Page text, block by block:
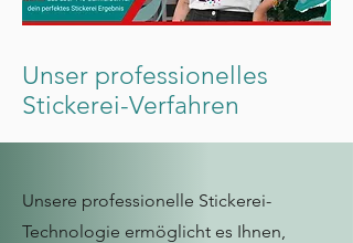
Unser professionelles
Stickerei-Verfahren
Unsere professionelle Stickerei-
Technologie ermöglicht es Ihnen,